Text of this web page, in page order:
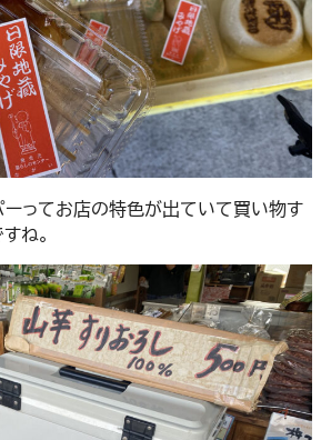
ってお店の特色が出ていて買い物す
ね。